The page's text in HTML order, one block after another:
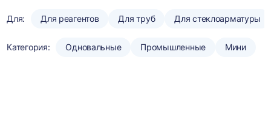
Для: Для реагентов Для труб Для стеклоарматуры
Категория: Одновальные Промышленные Мини